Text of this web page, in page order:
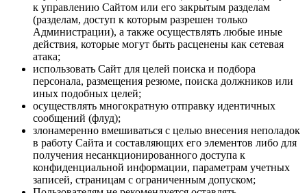
к управлению Сайтом или его закрытым разделам
(разделам, доступ к которым разрешен только
Администрации), а также осуществлять любые иные
действия, которые могут быть расценены как сетевая
атака;
использовать Сайт для целей поиска и подбора
персонала, размещения резюме, поиска должников или
иных подобных целей;
осуществлять многократную отправку идентичных
сообщений (флуд);
злонамеренно вмешиваться с целью внесения неполадок
в работу Сайта и составляющих его элементов либо для
получения несанкционированного доступа к
конфиденциальной информации, параметрам учетных
записей, страницам с ограниченным допуском;